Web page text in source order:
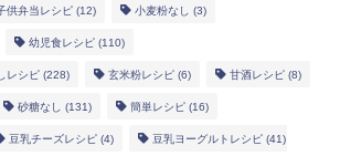
供弁当レシピ (12) 小麦粉なし (3)
幼児食レシピ (110)
レシピ (228) 玄米粉レシピ (6) 甘酒レシピ (8)
砂糖なし (131) 簡単レシピ (16)
豆乳チーズレシピ (4) 豆乳ヨーグルトレシピ (41)
ヘルシーレシピ
works